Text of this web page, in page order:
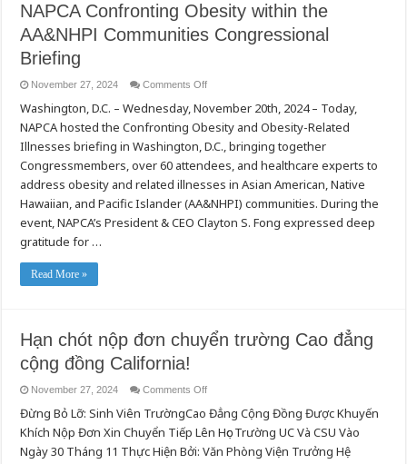
NAPCA Confronting Obesity within the
AA&NHPI Communities Congressional
Briefing
November 27, 2024 Comments Offon
Confronting
Obesity
within
AA&NHPI
Communities
Congressional
Briefing
Washington, D.C. – Wednesday, November 20th, 2024 – Today,
NAPCA hosted the Confronting Obesity and Obesity-Related
Illnesses briefing in Washington, D.C., bringing together
Congressmembers, over 60 attendees, and healthcare experts to
address obesity and related illnesses in Asian American, Native
Hawaiian, and Pacific Islander (AA&NHPI) communities. During the
event, NAPCA’s President & CEO Clayton S. Fong expressed deep
gratitude for …
Read More »
Hạn chót nộp đơn chuyển trường Cao đẳng
cộng đồng California!
November 27, 2024 Comments Offon
chót
nộp
đơn
chuyển
trường
Đừng Bỏ Lỡ: Sinh Viên TrườngCao Đẳng Cộng Đồng Được Khuyến
Khích Nộp Đơn Xin Chuyển Tiếp Lên Học Trường UC Và CSU Vào
Ngày 30 Tháng 11 Thực Hiện Bởi: Văn Phòng Viện Trưởng Hệ